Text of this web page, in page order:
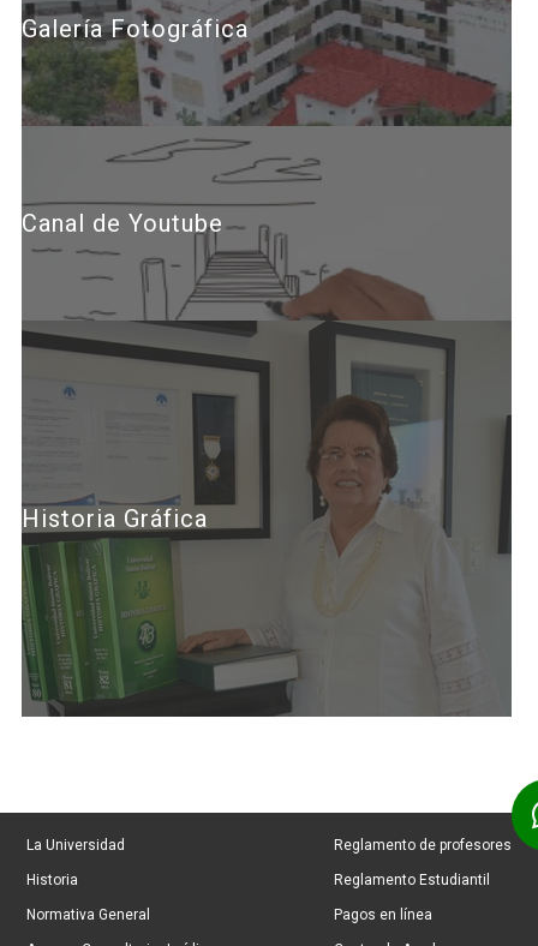
Galería Fotográfica
Canal de Youtube
Historia Gráfica
La Universidad
Historia
Normativa General
Reglamento de profesores
Reglamento Estudiantil
Pagos en línea